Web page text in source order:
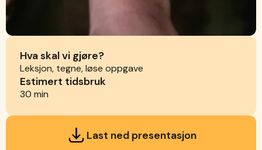
Hva skal vi gjøre?
Leksjon, tegne, løse oppgave
Estimert tidsbruk
30 min
Last ned presentasjon